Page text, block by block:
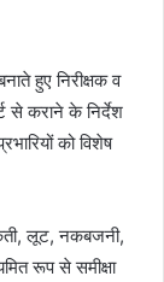
हुए निरीक्षक व
से कराने के निर्देश
को विशेष
लूट, नकबजनी,
रूप से समीक्षा